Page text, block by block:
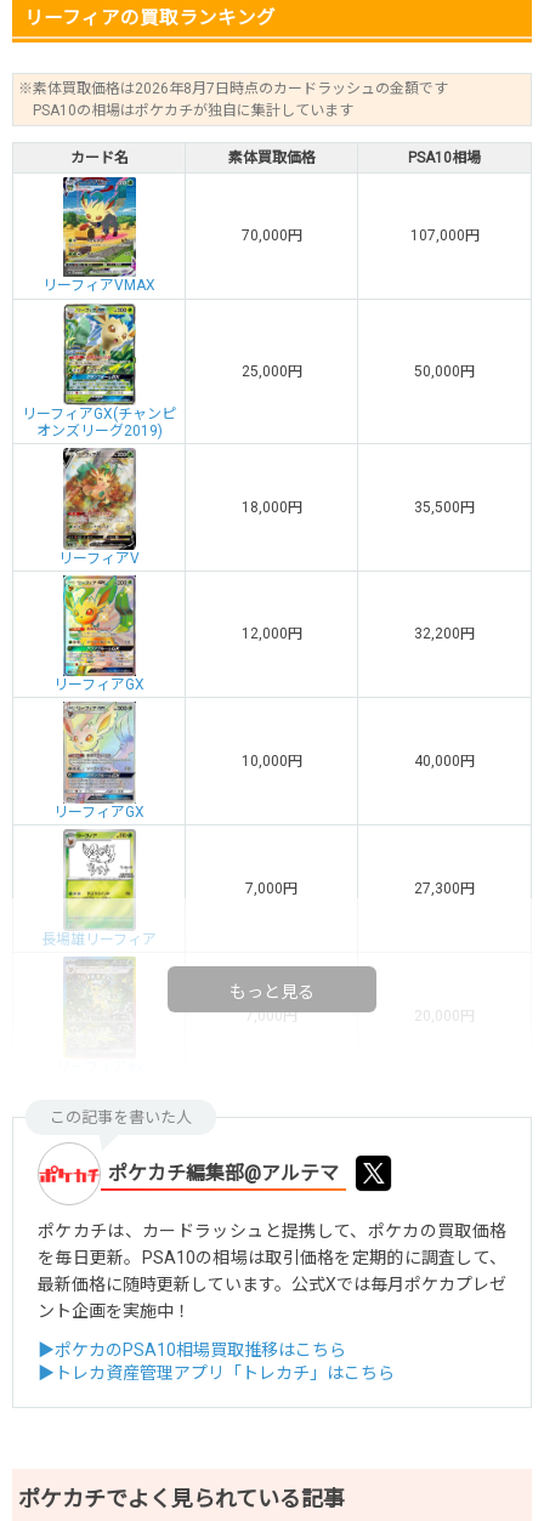
リーフィアの買取ランキング
※素体買取価格は2026年8月7日時点のカードラッシュの金額です
PSA10の相場はポケカチが独自に集計しています
カード名 素体買取価格 PSA10相場
リーフィアVMAX
70,000円 107,000円
リーフィアGX(チャンピ
オンズリーグ2019)
25,000円 50,000円
リーフィアV
18,000円 35,500円
リーフィアGX
12,000円 32,200円
リーフィアGX
10,000円 40,000円
長場雄リーフィア
7,000円 27,300円
7,000円 20,000円
もっと見る
この記事を書いた人
ポケカチ編集部@アルテマ
ポケカチは、カードラッシュと提携して、ポケカの買取価格
を毎日更新。PSA10の相場は取引価格を定期的に調査して、
最新価格に随時更新しています。公式Xでは毎月ポケカプレゼ
ント企画を実施中！
▶ポケカのPSA10相場買取推移はこちら
▶トレカ資産管理アプリ「トレカチ」はこちら
ポケカチでよく見られている記事